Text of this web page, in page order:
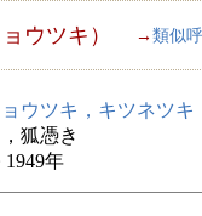
ウツキ） → 類似
ウツキ，キツネツキ
狐憑き
年